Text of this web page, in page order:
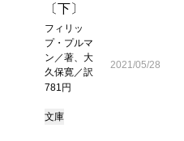
〔下〕
フィリッ
プ・プルマ
ン／著、大
久保寛／訳
781円
2021/05/28
文庫